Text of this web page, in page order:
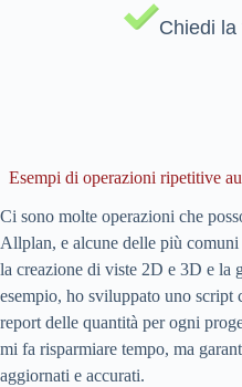
Chiedi
Esempi di operazioni ripetitive
Ci sono molte operazioni che
Allplan, e alcune delle più
la creazione di viste 2D e 3D e la
esempio, ho sviluppato uno script
report delle quantità per ogni
mi fa risparmiare tempo, ma
aggiornati e accurati.